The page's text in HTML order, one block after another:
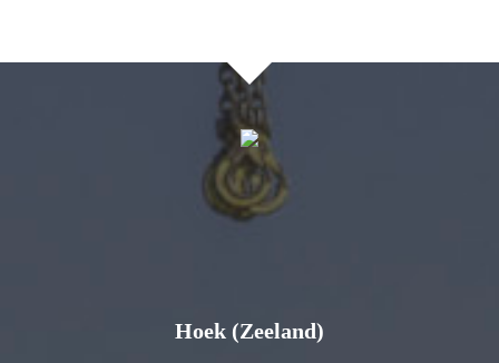
Hoek (Zeeland)